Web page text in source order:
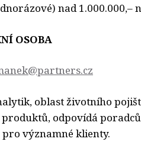
nad 1.000.000,–
OSOBA
oblast životního
odpovídá
významné klienty.